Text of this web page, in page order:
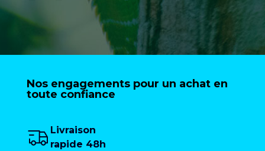
Nos engagements pour un achat en
toute confiance
Livraison
rapide 48h